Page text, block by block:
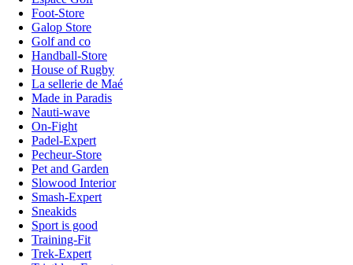
Foot-Store
Galop Store
Golf and co
Handball-Store
House of Rugby
La sellerie de Maé
Made in Paradis
Nauti-wave
On-Fight
Padel-Expert
Pecheur-Store
Pet and Garden
Slowood Interior
Smash-Expert
Sneakids
Sport is good
Training-Fit
Trek-Expert